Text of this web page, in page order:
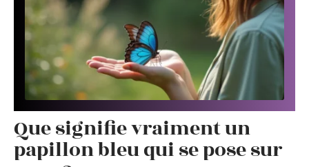
Que signifie vraiment un
papillon bleu qui se pose sur